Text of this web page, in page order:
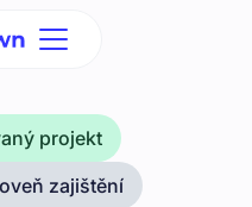
projekt
zajištění